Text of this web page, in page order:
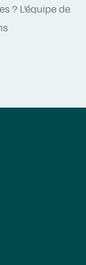
? L'équipe de